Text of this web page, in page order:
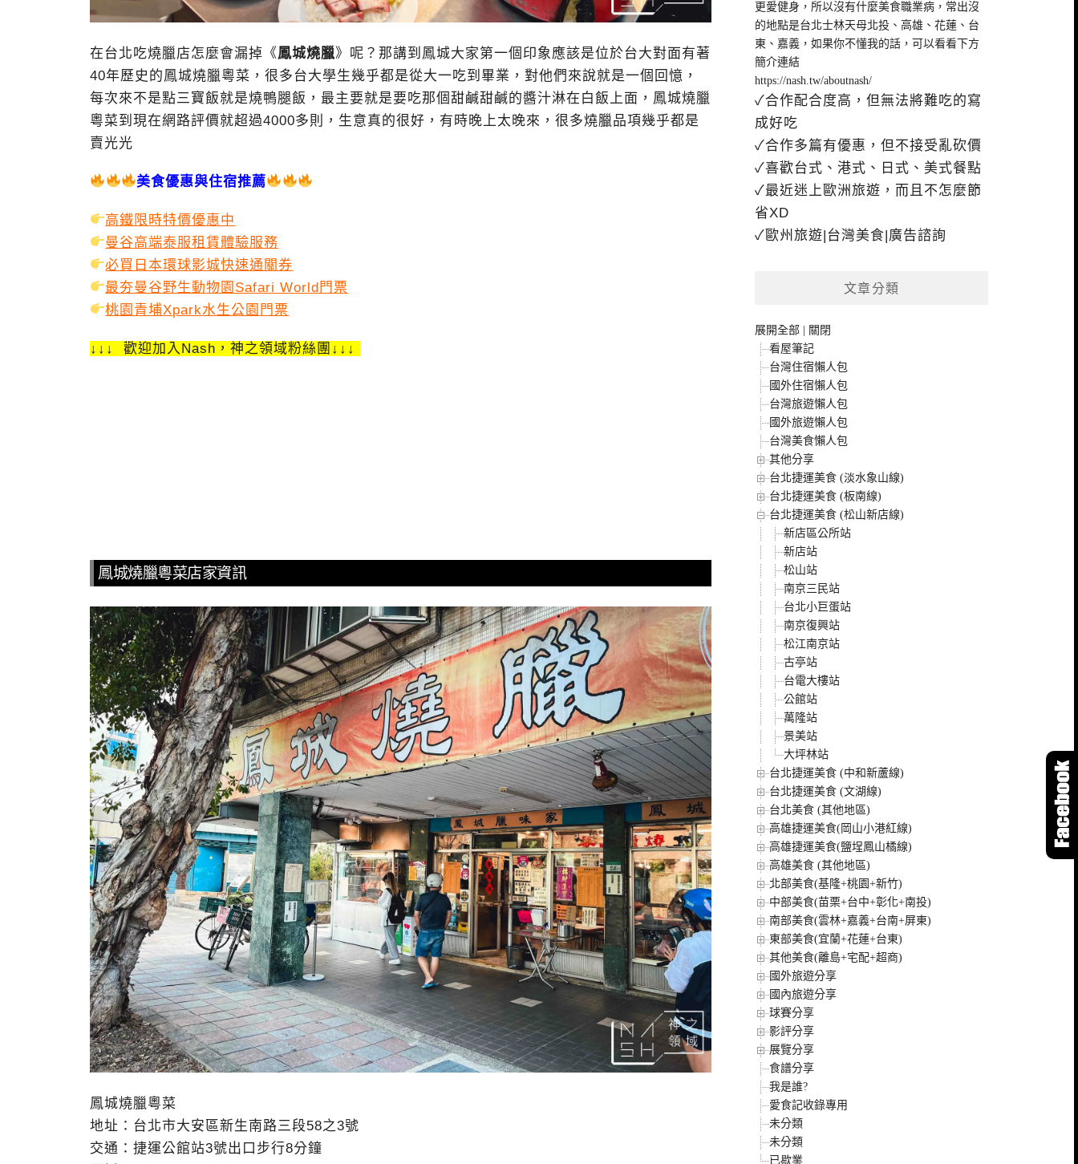
在台北吃燒臘店怎麼會漏掉《鳳城燒臘》呢？那講到鳳城大家第一個印象應該是位於台大對面有著
40年歷史的鳳城燒臘粵菜，很多台大學生幾乎都是從大一吃到畢業，對他們來說就是一個回憶，
每次來不是點三寶飯就是燒鴨腿飯，最主要就是要吃那個甜鹹甜鹹的醬汁淋在白飯上面，鳳城燒臘
粵菜到現在網路評價就超過4000多則，生意真的很好，有時晚上太晚來，很多燒臘品項幾乎都是
賣光光
美食優惠與住宿推薦
高鐵限時特價優惠中
曼谷高端泰服租賃體驗服務
必買日本環球影城快速通關券
最夯曼谷野生動物園Safari World門票
桃園青埔Xpark水生公園門票
↓↓↓ 歡迎加入Nash，神之領域粉絲團↓↓↓
鳳城燒臘粵菜店家資訊
鳳城燒臘粵菜
地址：台北市大安區新生南路三段58之3號
交通：捷運公館站3號出口步行8分鐘
更愛健身，所以沒有什麼美食職業病，常出沒
的地點是台北士林天母北投、高雄、花蓮、台
東、嘉義，如果你不懂我的話，可以看看下方
簡介連結
https://nash.tw/aboutnash/
✓合作配合度高，但無法將難吃的寫
成好吃
✓合作多篇有優惠，但不接受亂砍價
✓喜歡台式、港式、日式、美式餐點
✓最近迷上歐洲旅遊，而且不怎麼節
省XD
✓歐州旅遊|台灣美食|廣告諮詢
文章分類
展開全部
關閉
看屋筆記
台灣住宿懶人包
國外住宿懶人包
台灣旅遊懶人包
國外旅遊懶人包
台灣美食懶人包
其他分享
台北捷運美食 (淡水象山線)
台北捷運美食 (板南線)
台北捷運美食 (松山新店線)
新店區公所站
新店站
松山站
南京三民站
台北小巨蛋站
南京復興站
松江南京站
古亭站
台電大樓站
公館站
萬隆站
景美站
大坪林站
台北捷運美食 (中和新蘆線)
台北捷運美食 (文湖線)
台北美食 (其他地區)
高雄捷運美食(岡山小港紅線)
高雄捷運美食(鹽埕鳳山橘線)
高雄美食 (其他地區)
北部美食(基隆+桃園+新竹)
中部美食(苗栗+台中+彰化+南投)
南部美食(雲林+嘉義+台南+屏東)
東部美食(宜蘭+花蓮+台東)
其他美食(離島+宅配+超商)
國外旅遊分享
國內旅遊分享
球賽分享
影評分享
展覽分享
食譜分享
我是誰?
愛食記收錄專用
未分類
未分類
已歇業